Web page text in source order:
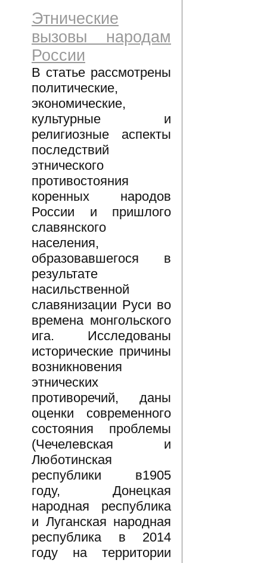
Этнические
вызовы народам
России
В статье рассмотрены
политические,
экономические,
культурные и
религиозные аспекты
последствий
этнического
противостояния
коренных народов
России и пришлого
славянского
населения,
образовавшегося в
результате
насильственной
славянизации Руси во
времена монгольского
ига. Исследованы
исторические причины
возникновения
этнических
противоречий, даны
оценки современного
состояния проблемы
(Чечелевская и
Люботинская
республики в1905
году, Донецкая
народная республика
и Луганская народная
республика в 2014
году на территории